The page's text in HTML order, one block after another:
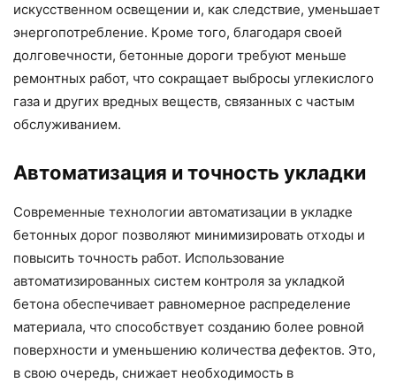
искусственном освещении и, как следствие, уменьшает
энергопотребление. Кроме того, благодаря своей
долговечности, бетонные дороги требуют меньше
ремонтных работ, что сокращает выбросы углекислого
газа и других вредных веществ, связанных с частым
обслуживанием.
Автоматизация и точность укладки
Современные технологии автоматизации в укладке
бетонных дорог позволяют минимизировать отходы и
повысить точность работ. Использование
автоматизированных систем контроля за укладкой
бетона обеспечивает равномерное распределение
материала, что способствует созданию более ровной
поверхности и уменьшению количества дефектов. Это,
в свою очередь, снижает необходимость в